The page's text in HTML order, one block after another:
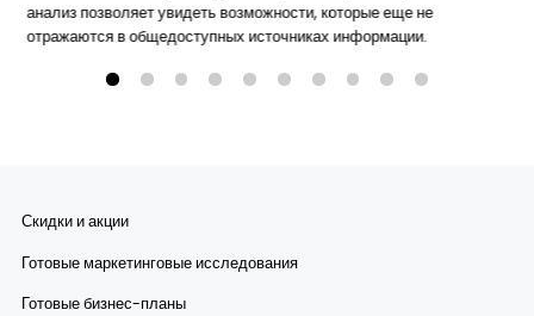
анализ позволяет увидеть возможности, которые еще не
отражаются в общедоступных источниках информации.
Скидки и акции
Готовые маркетинговые исследования
Готовые бизнес-планы